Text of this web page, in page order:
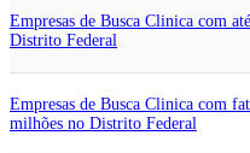
Empresas de Busca Clinica com
Distrito Federal
Empresas de Busca Clinica com
milhões no Distrito Federal